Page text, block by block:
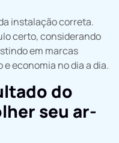
instalação correta.
certo, considerando
em marcas
economia no dia a dia.
do
seu ar-